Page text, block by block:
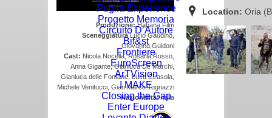
Puglia Experience
Progetto Memoria
Circuito D’Autore
Bif&st
Frontiere
EuroScreen
ArTVision
I MAKE
Closing the Gap
Enter Europe
Produzione:Habana Film
SceneggiaturaLucio Gaudino,
Giovanna Guidoni
Cast: Nicola Nocella, Rosaria Russo,
Anna Gigante, Gianluca De Marchi,
Gianluca delle Fontane, Luca Cirasola,
Michele Venitucci, Gian Marco Tognazzi
Nazionalità: Italia
Location: Oria